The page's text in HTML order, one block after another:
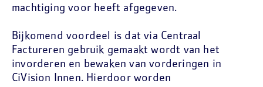
machtiging voor heeft afgegeven.
Bijkomend voordeel is dat via Centraal
Factureren gebruik gemaakt wordt van het
invorderen en bewaken van vorderingen in
CiVision Innen. Hierdoor worden